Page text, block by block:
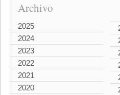
Archivo
2025
2024
2023
2022
2021
2020